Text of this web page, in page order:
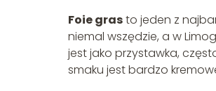
Foie grasto jeden z
niemal wszędzie, a w
jest jako przystawka,
smaku jest bardzo